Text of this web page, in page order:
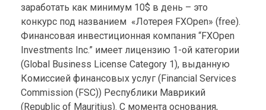
заработать как минимум 10$ в день – это
конкурс под названием «Лотерея FXOpen» (free).
Финансовая инвестиционная компания “FXOpen
Investments Inc.” имеет лицензию 1-ой категории
(Global Business License Category 1), выданную
Комиссией финансовых услуг (Financial Services
Commission (FSC)) Республики Маврикий
(Republic of Mauritius). С момента основания,